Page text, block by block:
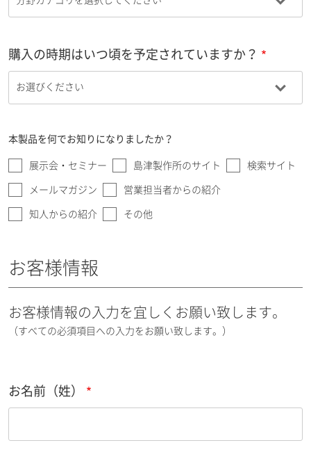
購入の時期はいつ頃を予定されていますか？
本製品を何でお知りになりましたか？
展示会・セミナー 島津製作所のサイト 検索サイト
メールマガジン 営業担当者からの紹介
知人からの紹介 その他
お客様情報
お客様情報の入力を宜しくお願い致します。
（すべての必須項目への入力をお願い致します。）
お名前（姓）